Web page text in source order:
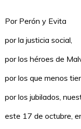
Por Perón y Evita
por la justicia social,
por los héroes de
por los que menos
por los jubilados,
este 17 de octubre,